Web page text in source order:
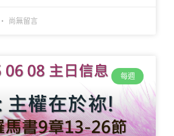
尚無留言
每週